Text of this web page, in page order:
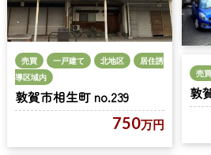
売買 一戸建て 北地区
居住誘
導区域内
敦賀市相生町 no.239
750万円
売買
敦